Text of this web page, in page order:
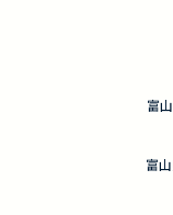
富
富